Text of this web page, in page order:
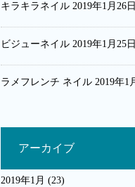
キラキラネイル 2019年1月26日
ビジューネイル 2019年1月25日
ラメフレンチ ネイル 2019年1
アーカイブ
2019年1月 (23)